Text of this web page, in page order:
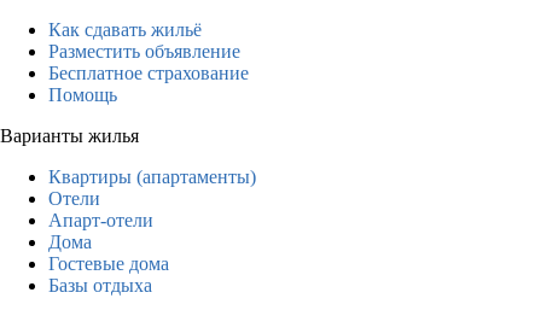
Как сдавать жильё
Разместить объявление
Бесплатное страхование
Помощь
Варианты жилья
Квартиры (апартаменты)
Отели
Апарт-отели
Дома
Гостевые дома
Базы отдыха